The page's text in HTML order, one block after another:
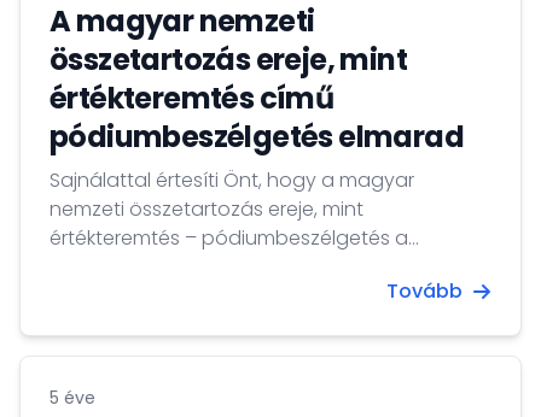
A magyar nemzeti
összetartozás ereje, mint
értékteremtés című
pódiumbeszélgetés elmarad
Sajnálattal értesíti Önt, hogy a magyar
nemzeti összetartozás ereje, mint
értékteremtés – pódiumbeszélgetés a
amely 2020. szeptember 11. péntek 18 órakor
alatt került volna megtartásra, egy későbbi
Tovább
5 éve